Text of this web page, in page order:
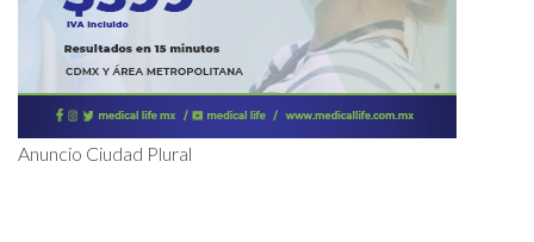
Anuncio Ciudad Plural